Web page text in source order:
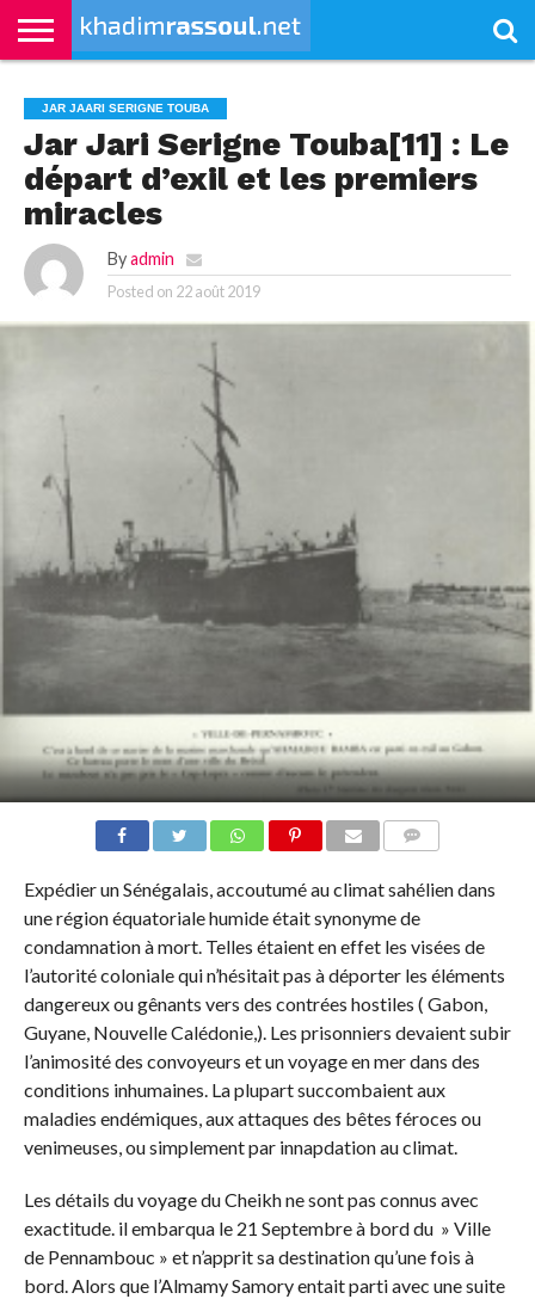
KHADIMRASSOUL
LE
MOURIDISME
ACTUALITÉS
CONTRIBUTIONS
PASS
–
NETALI
BOROM
NDAME
L’ISLAM
VIDÉOS
JAR JAARI SERIGNE TOUBA
Jar Jari Serigne Touba[11] : Le
départ d’exil et les premiers
miracles
By admin
Posted on 22 août 2019
Expédier un Sénégalais, accoutumé au climat sahélien dans
une région équatoriale humide était synonyme de
condamnation à mort. Telles étaient en effet les visées de
l’autorité coloniale qui n’hésitait pas à déporter les éléments
dangereux ou gênants vers des contrées hostiles ( Gabon,
Guyane, Nouvelle Calédonie,). Les prisonniers devaient subir
l’animosité des convoyeurs et un voyage en mer dans des
conditions inhumaines. La plupart succombaient aux
maladies endémiques, aux attaques des bêtes féroces ou
venimeuses, ou simplement par innapdation au climat.
Les détails du voyage du Cheikh ne sont pas connus avec
exactitude. il embarqua le 21 Septembre à bord du » Ville
de Pennambouc » et n’apprit sa destination qu’une fois à
bord. Alors que l’Almamy Samory entait parti avec une suite